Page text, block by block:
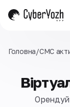
Головна/СМС